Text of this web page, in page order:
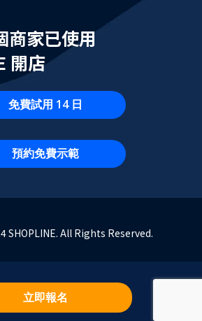
商家已使用
開店
免費試用 14 日
預約免費示範
All Rights Reserved.
立即報名